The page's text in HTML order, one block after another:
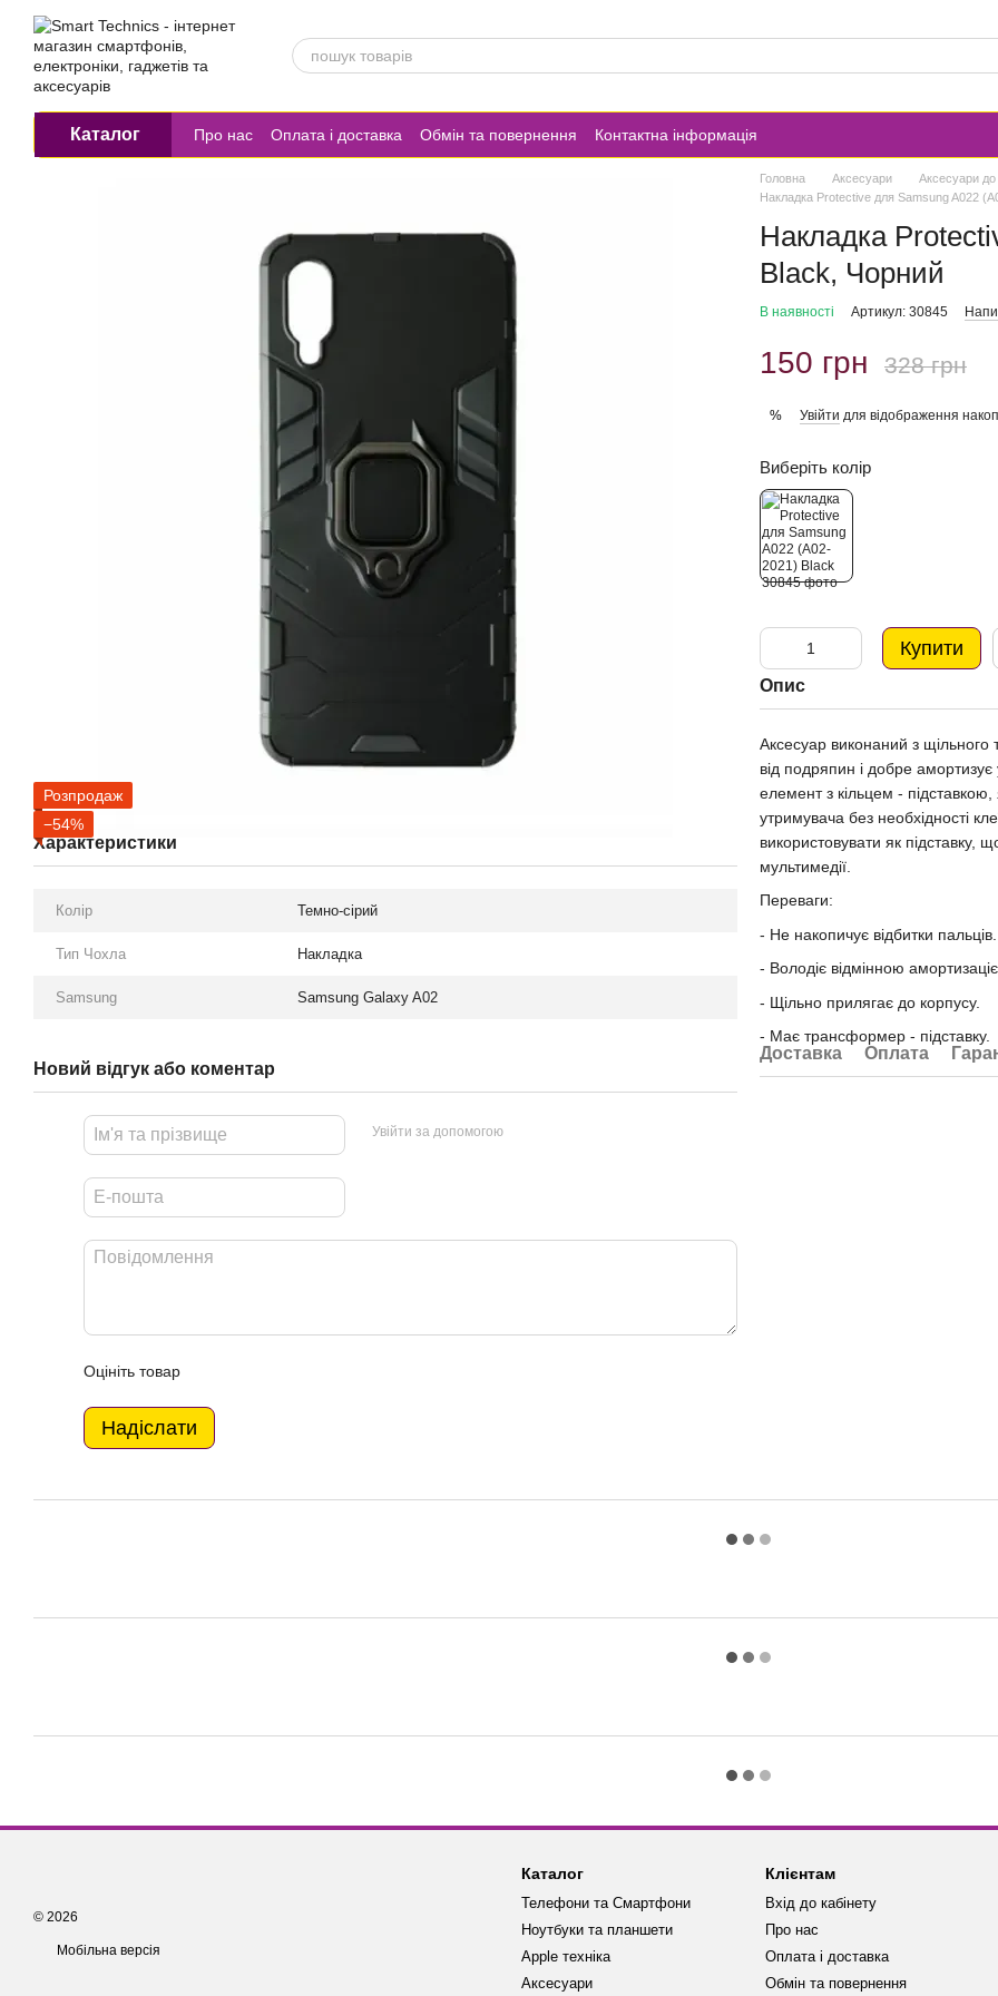
Перейти до основного контенту
Каталог Про нас Оплата і доставка Обмін та повернення Контактна інформація
Розпродаж
−54%
Характеристики
Колір Темно-сірий
Тип Чохла Накладка
Samsung Samsung Galaxy A02
Новий відгук або коментар
Увійти за допомогою
Оцініть товар
Надіслати
Головна Аксесуари
Аксесуари до
Накладка Protective для Samsung A022
Накладка
Black, Чорний
В наявності Артикул: 30845
150 грн 328 грн
% Увійти для відображення
Виберіть колір
Купити
Опис
Аксесуар виконаний з щільного
від подряпин і добре
елемент з кільцем -
утримувача без необхідності
використовувати як підставку,
мультимедії.
Переваги:
- Не накопичує відбитки пальців.
- Володіє відмінною
- Щільно прилягає до корпусу.
- Має трансформер - підставку.
Доставка Оплата
© 2026
Мобільна версія
Каталог
Телефони та Смартфони
Ноутбуки та планшети
Apple техніка
Аксесуари
Клієнтам
Вхід до кабінету
Про нас
Оплата і доставка
Обмін та повернення